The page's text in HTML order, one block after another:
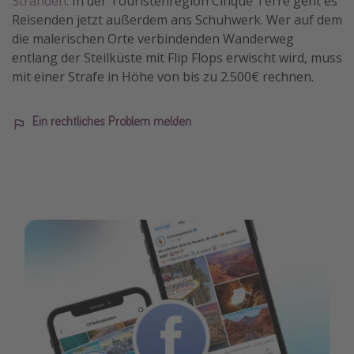
Reisenden jetzt außerdem ans Schuhwerk. Wer auf dem
die malerischen Orte verbindenden Wanderweg
entlang der Steilküste mit Flip Flops erwischt wird, muss
mit einer Strafe in Höhe von bis zu 2.500€ rechnen.
Ein rechtliches Problem melden